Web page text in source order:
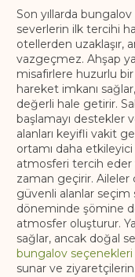
Son yıllarda
severlerin ilk tercihi
otellerden uzaklaşır,
vazgeçmez. Ahşap
misafirlere huzurlu
hareket imkanı
değerli hale getirir.
başlamayı destekler
alanları keyifli vakit
ortamı daha
atmosferi tercih eder
zaman geçirir. Aileler
güvenli alanlar seçim
döneminde şömine
atmosfer oluşturur.
sağlar, ancak doğal
bungalov seçenekleri
sunar ve